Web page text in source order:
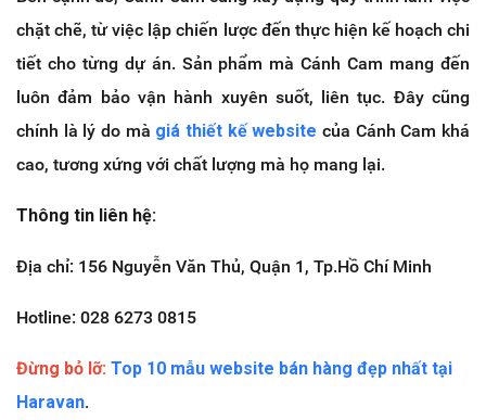
chặt chẽ, từ việc lập chiến lược đến thực hiện kế hoạch chi
tiết cho từng dự án. Sản phẩm mà Cánh Cam mang đến
luôn đảm bảo vận hành xuyên suốt, liên tục. Đây cũng
chính là lý do mà giá thiết kế website của Cánh Cam khá
cao, tương xứng với chất lượng mà họ mang lại.
Thông tin liên hệ:
Địa chỉ: 156 Nguyễn Văn Thủ, Quận 1, Tp.Hồ Chí Minh
Hotline: 028 6273 0815
Đừng bỏ lỡ: Top 10 mẫu website bán hàng đẹp nhất tại
Haravan.